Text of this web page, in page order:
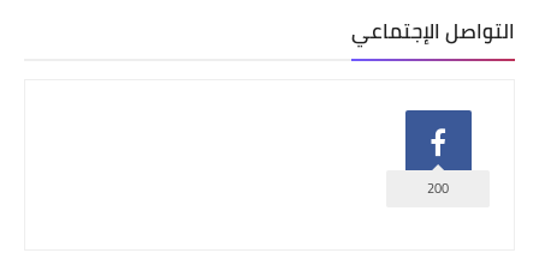
التواصل الإجتماعي
200